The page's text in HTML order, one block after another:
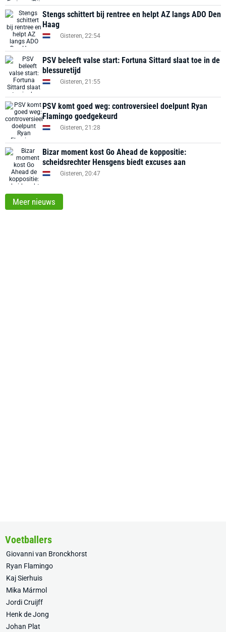
Stengs schittert bij rentree en helpt AZ langs ADO Den
Haag
Gisteren, 22:54
PSV beleeft valse start: Fortuna Sittard slaat toe in de
blessuretijd
Gisteren, 21:55
PSV komt goed weg: controversieel doelpunt Ryan
Flamingo goedgekeurd
Gisteren, 21:28
Bizar moment kost Go Ahead de koppositie:
scheidsrechter Hensgens biedt excuses aan
Gisteren, 20:47
Meer nieuws
Voetballers
Giovanni van Bronckhorst
Ryan Flamingo
Kaj Sierhuis
Mika Mármol
Jordi Cruijff
Henk de Jong
Johan Plat